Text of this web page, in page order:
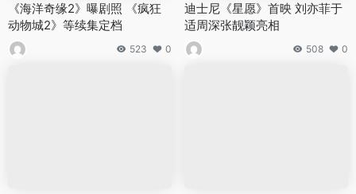
《海洋奇缘2》曝剧照 《疯狂
动物城2》等续集定档
523 0
迪士尼《星愿》首映 刘亦菲于
适周深张靓颖亮相
508 0